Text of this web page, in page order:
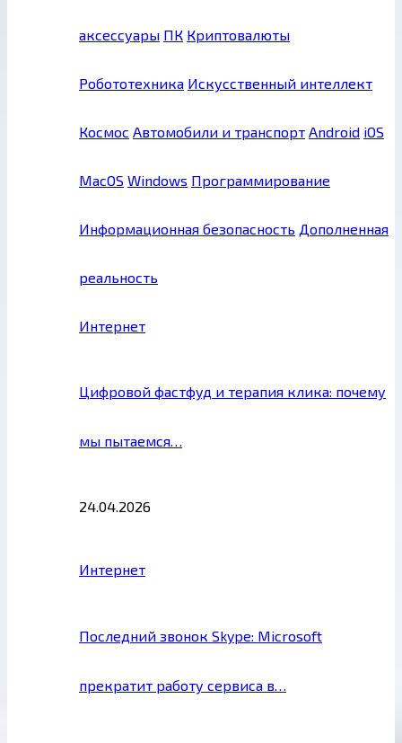
аксессуары ПК Криптовалюты
Робототехника Искусственный интеллект
Космос Автомобили и транспорт Android iOS
MacOS Windows Программирование
Информационная безопасность Дополненная
реальность
Интернет
Цифровой фастфуд и терапия клика: почему
мы пытаемся…
24.04.2026
Интернет
Последний звонок Skype: Microsoft
прекратит работу сервиса в…